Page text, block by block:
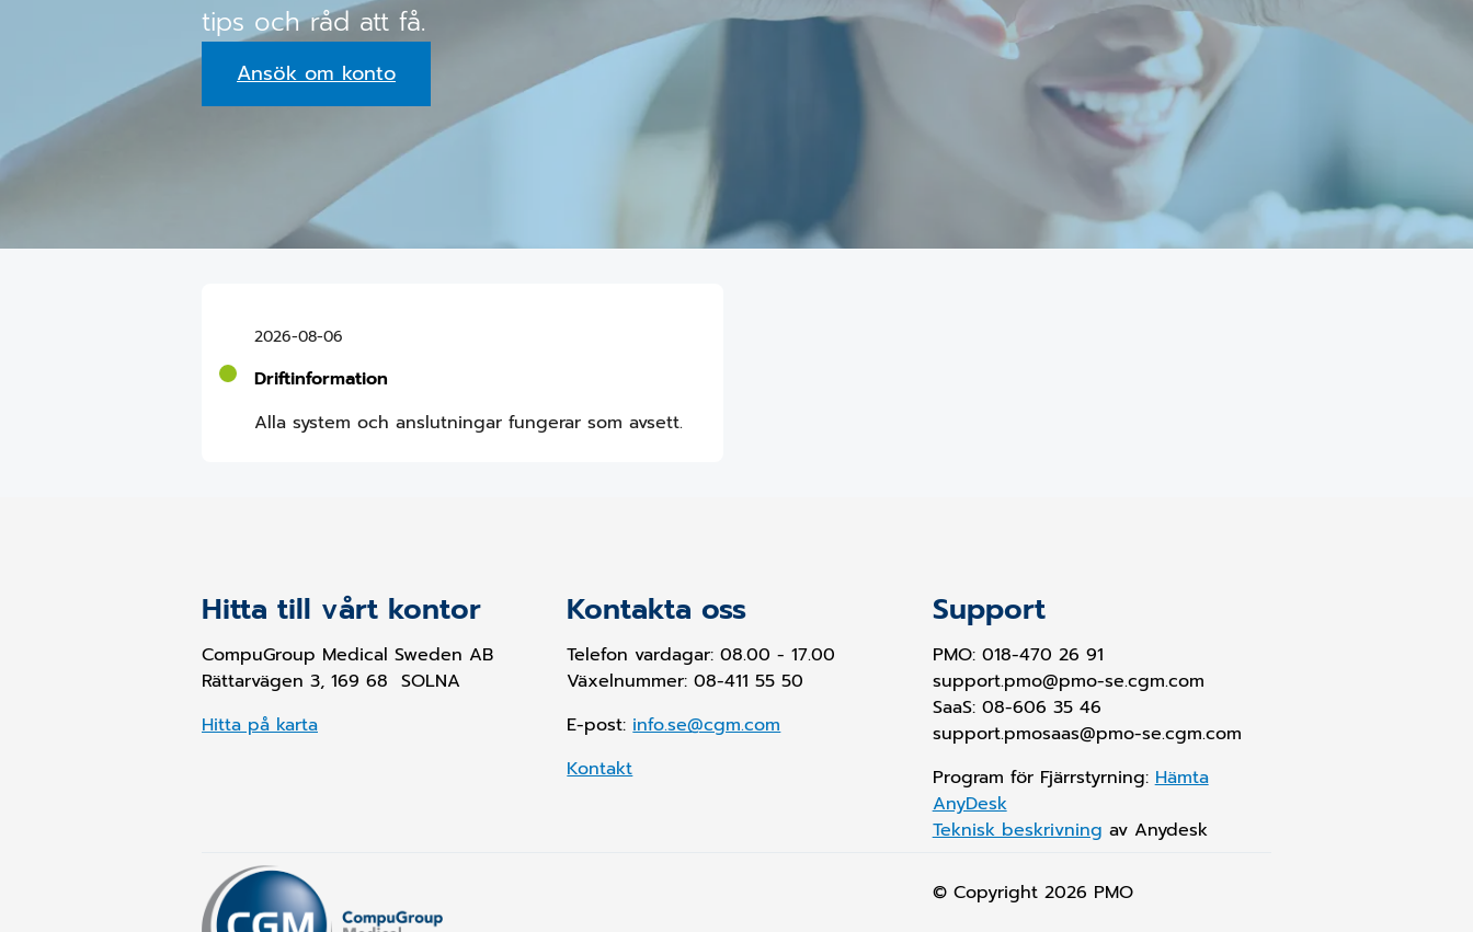
tips och råd att få.
Ansök om konto
2026-08-06
Driftinformation
Alla system och anslutningar fungerar som avsett.
Hitta till vårt kontor
CompuGroup Medical Sweden AB
Rättarvägen 3, 169 68 SOLNA
Hitta på karta
Kontakta oss
Telefon vardagar: 08.00 - 17.00
Växelnummer: 08-411 55 50
E-post: info.se@cgm.com
Kontakt
Support
PMO: 018-470 26 91
support.pmo@pmo-se.cgm.com
SaaS: 08-606 35 46
support.pmosaas@pmo-se.cgm.com
Program för Fjärrstyrning: Hämta
AnyDesk
Teknisk beskrivning av Anydesk
© Copyright 2026 PMO